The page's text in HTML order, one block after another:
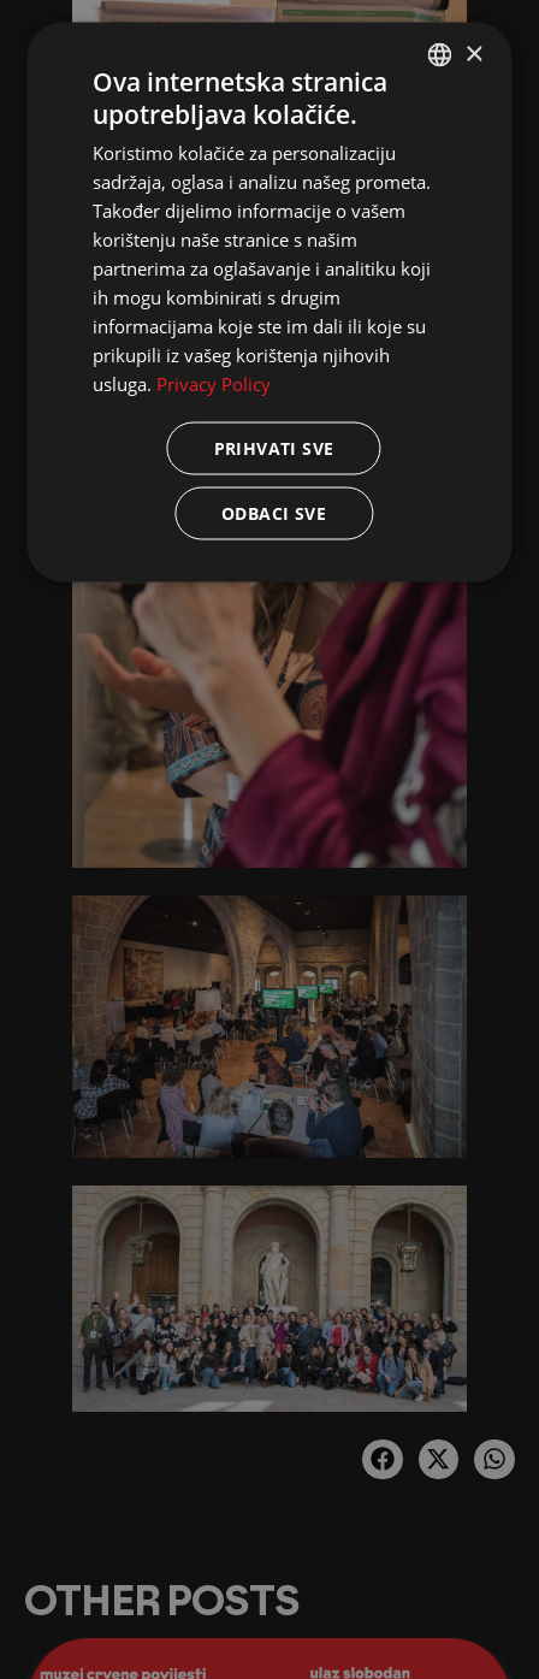
OTHER POSTS
×
Ova internetska stranica
upotrebljava kolačiće.
Koristimo kolačiće za personalizaciju
sadržaja, oglasa i analizu našeg prometa.
Također dijelimo informacije o vašem
korištenju naše stranice s našim
partnerima za oglašavanje i analitiku koji
ih mogu kombinirati s drugim
informacijama koje ste im dali ili koje su
prikupili iz vašeg korištenja njihovih
usluga. Privacy Policy
PRIHVATI SVE
ODBACI SVE